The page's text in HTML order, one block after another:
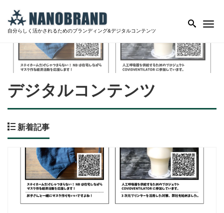
自分らしく活かされるためのブランディング&デジタルコンテンツ
デジタルコンテンツ
新着記事